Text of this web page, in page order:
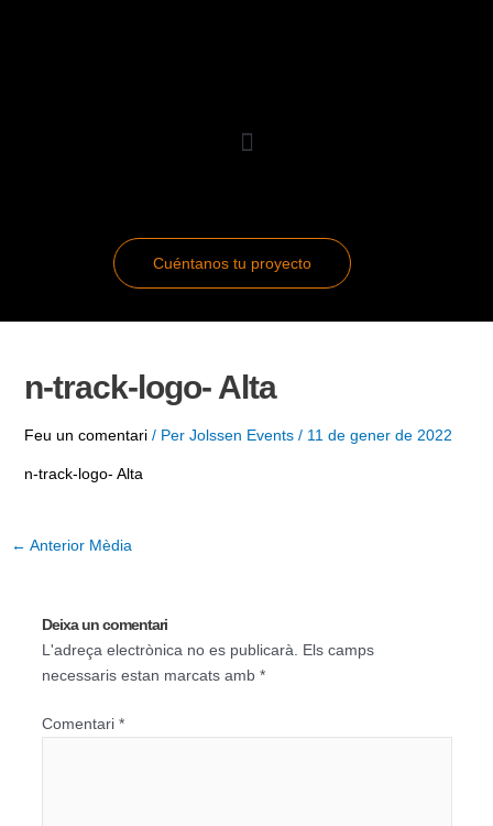
Cuéntanos tu proyecto
n-track-logo- Alta
Feu un comentari / Per Jolssen Events / 11 de gener de 2022
n-track-logo- Alta
← Anterior Mèdia
Deixa un comentari
L'adreça electrònica no es publicarà.
Els camps
necessaris estan marcats amb *
Comentari *